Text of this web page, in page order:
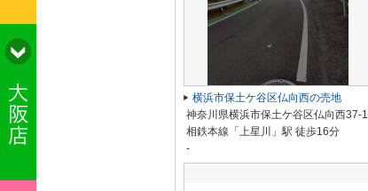
横浜市保土ケ谷区仏向西の売地
神奈川県横浜市保土ケ谷区仏向西37-1
相鉄本線「上星川」駅 徒歩16分
-